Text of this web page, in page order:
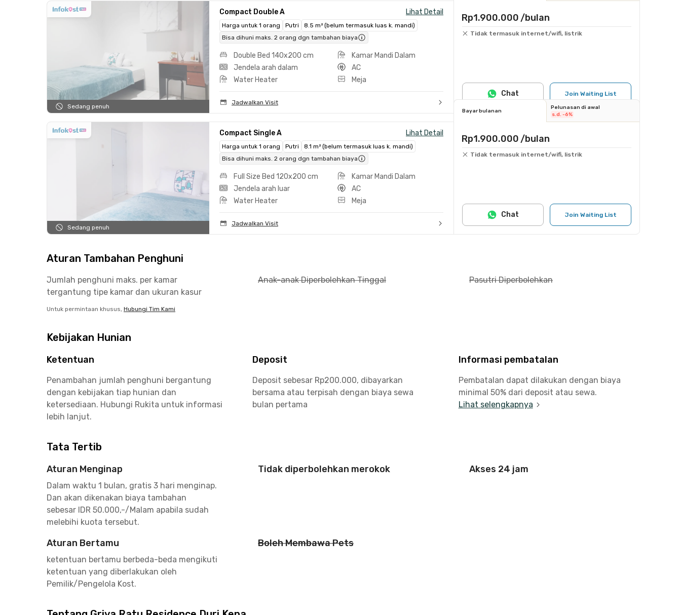
Sedang penuh
Compact Double A Lihat Detail
Harga untuk 1 orang Putri
8.5 m² (belum termasuk luas k. mandi)
Bisa dihuni maks. 2 orang dgn tambahan biaya
Double Bed 140x200 cm
Kamar Mandi Dalam
Jendela arah dalam
AC
Water Heater
Meja
Jadwalkan Visit
Rp1.900.000 /bulan
Tidak termasuk internet/wifi, listrik
Join Waiting List
Chat
Sedang penuh
Compact Single A Lihat Detail
Harga untuk 1 orang Putri
8.1 m² (belum termasuk luas k. mandi)
Bisa dihuni maks. 2 orang dgn tambahan biaya
Full Size Bed 120x200 cm
Kamar Mandi Dalam
Jendela arah luar
AC
Water Heater
Meja
Jadwalkan Visit
Bayar bulanan
Pelunasan di awal
s.d. -6%
Rp1.900.000 /bulan
Tidak termasuk internet/wifi, listrik
Join Waiting List
Chat
Aturan Tambahan Penghuni
Jumlah penghuni maks. per kamar
tergantung tipe kamar dan ukuran kasur
Anak-anak Diperbolehkan Tinggal Pasutri Diperbolehkan
Untuk permintaan khusus, Hubungi Tim Kami
Kebijakan Hunian
Ketentuan
Penambahan jumlah penghuni bergantung
dengan kebijakan tiap hunian dan
ketersediaan. Hubungi Rukita untuk informasi
lebih lanjut.
Deposit
Deposit sebesar Rp200.000, dibayarkan
bersama atau terpisah dengan biaya sewa
bulan pertama
Informasi pembatalan
Pembatalan dapat dilakukan dengan biaya
minimal 50% dari deposit atau sewa.
Lihat selengkapnya
Tata Tertib
Aturan Menginap
Dalam waktu 1 bulan, gratis 3 hari menginap.
Dan akan dikenakan biaya tambahan
sebesar IDR 50.000,-/Malam apabila sudah
melebihi kuota tersebut.
Tidak diperbolehkan merokok Akses 24 jam
Aturan Bertamu
ketentuan bertamu berbeda-beda mengikuti
ketentuan yang diberlakukan oleh
Pemilik/Pengelola Kost.
Boleh Membawa Pets